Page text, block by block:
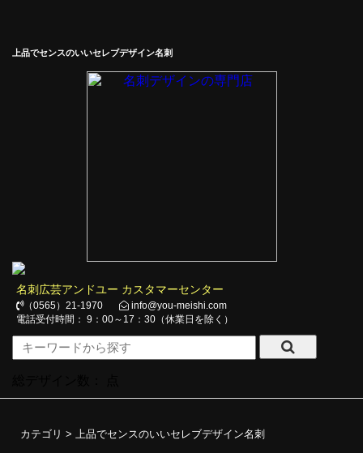
上品でセンスのいいセレブデザイン名刺
名刺広芸アンドユー カスタマーセンター
（0565）21-1970
info@you-meishi.com
電話受付時間： 9：00～17：30（休業日を除く）
カテゴリ > 上品でセンスのいいセレブデザイン名刺